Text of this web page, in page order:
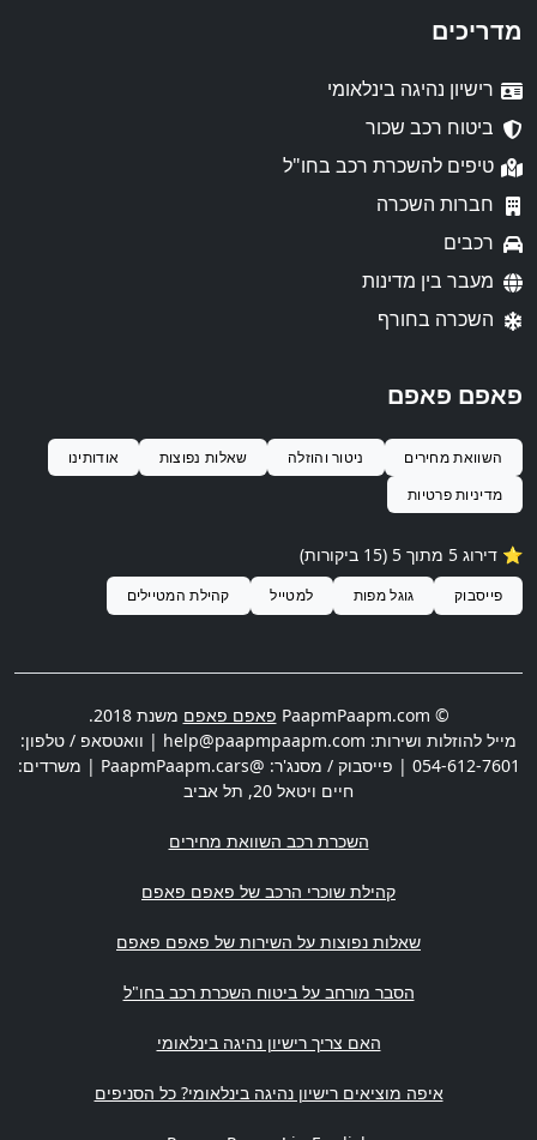
מדריכים
רישיון נהיגה בינלאומי
ביטוח רכב שכור
טיפים להשכרת רכב בחו"ל
חברות השכרה
רכבים
מעבר בין מדינות
השכרה בחורף
פאפם פאפם
השוואת מחירים ניטור והוזלה שאלות נפוצות
אודותינו
מדיניות פרטיות
⭐️ דירוג 5 מתוך 5 (15 ביקורות)
פייסבוק גוגל מפות למטייל קהילת המטיילים
© PaapmPaapm.com פאפם פאפם משנת 2018.
מייל להוזלות ושירות: help@paapmpaapm.com | וואטסאפ / טלפון:
054-612-7601 | פייסבוק / מסנג'ר: @PaapmPaapm.cars | משרדים:
חיים ויטאל 20
, תל אביב
השכרת רכב השוואת מחירים
קהילת שוכרי הרכב של פאפם פאפם
שאלות נפוצות על השירות של פאפם פאפם
הסבר מורחב על ביטוח השכרת רכב בחו"ל
האם צריך רישיון נהיגה בינלאומי
איפה מוציאים רישיון נהיגה בינלאומי? כל הסניפים